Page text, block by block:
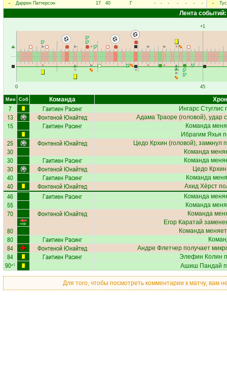
-
Даррен Паттерсон 17 40 Г - - - - - - -
-
Лента событий:
0
+1
45
Мин Соб Команда
7 Гаитиен Расинг Ингарс Стуглис
13 Фонтеной Юнайтед Адама Траоре (головой), удар
15 Гаитиен Расинг
Команда
Ибрагим Яхья
25 Фонтеной Юнайтед Цедо Крхин (головой), замкнул
30 Команда
30 Гаитиен Расинг Команда
30 Фонтеной Юнайтед Цедо Крхин
40 Гаитиен Расинг Команда
40 Фонтеной Юнайтед Ахид Хёрст
46 Гаитиен Расинг Команда
55 Команда
70 Фонтеной Юнайтед
Команда
Егор Каратай
80 Команда
80 Гаитиен Расинг
84 Фонтеной Юнайтед Андре Флетчер получает
84 Гаитиен Расинг Элефин Колин
90+1 Ашиш Пандай
Для того, чтобы посмотреть комментарии к матчу, вам